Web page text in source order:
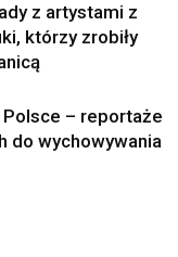
z artystami z
którzy zrobiły
– reportaże
do wychowywania